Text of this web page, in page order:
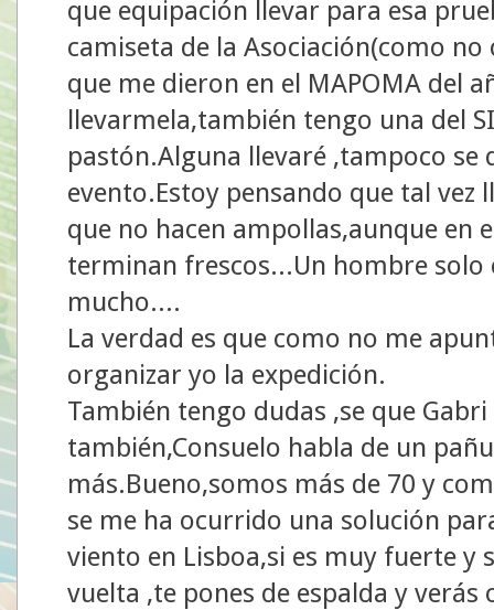
que equipación llevar para esa
camiseta de la Asociación(como
que me dieron en el MAPOMA del
llevarmela,también tengo una del
pastón.Alguna llevaré ,tampoco
evento.Estoy pensando que tal vez
que no hacen ampollas,aunque en
terminan frescos...Un hombre solo
mucho....
La verdad es que como no me
organizar yo la expedición.
También tengo dudas ,se que
también,Consuelo habla de un
más.Bueno,somos más de 70 y
se me ha ocurrido una solución
viento en Lisboa,si es muy fuerte y
vuelta ,te pones de espalda y